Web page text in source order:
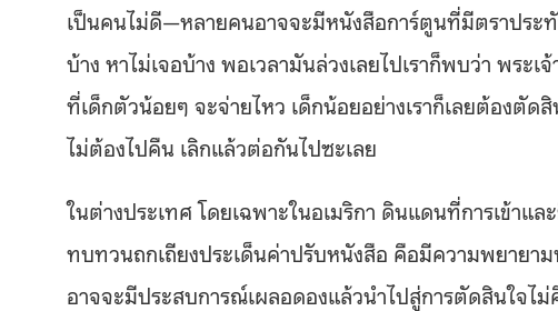
เป็นคนไม่ดี—หลายคนอาจจะมีหนังสือการ์ตูนที่มีตราปร
บ้าง หาไม่เจอบ้าง พอเวลามันล่วงเลยไปเราก็พบว่า พระ
ที่เด็กตัวน้อยๆ จะจ่ายไหว เด็กน้อยอย่างเราก็เลยต้องตั
ไม่ต้องไปคืน เลิกแล้วต่อกันไปซะเลย
ในต่างประเทศ โดยเฉพาะในอเมริกา ดินแดนที่การเข้า
ทบทวนถกเถียงประเด็นค่าปรับหนังสือ คือมีความพยายา
อาจจะมีประสบการณ์เผลอดองแล้วนำไปสู่การตัดสินใจ